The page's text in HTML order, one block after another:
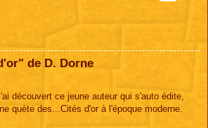
de D. Dorne
découvert ce jeune auteur qui s'auto édite,
quète des...Cités d'or à l'époque moderne.